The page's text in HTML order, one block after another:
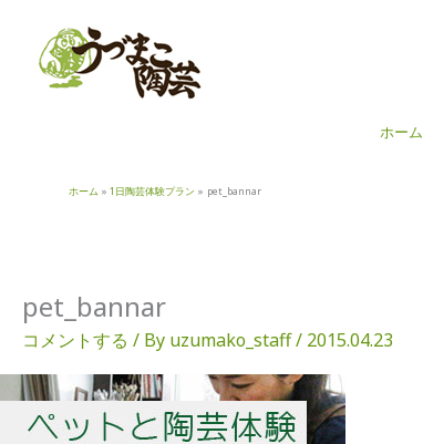
ホーム
ホーム 1日陶芸体験プラン pet_bannar
pet_bannar
コメントする / By uzumako_staff/ 2015.04.23